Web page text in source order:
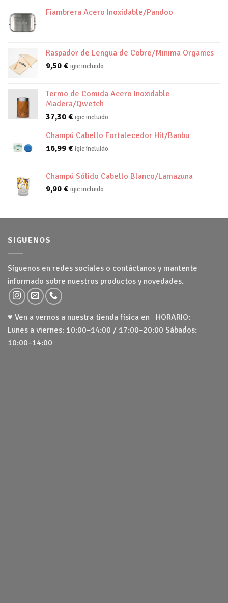
Fiambrera Acero Inoxidable/Pandoo
Raspador de Lengua de Cobre/Minima Organics
9,50 € igic incluido
Termo de Comida Acero Inoxidable
Madera/Qwetch
37,30 € igic incluido
Champú Cabello Fortalecedor Hit/Banbu
16,99 € igic incluido
Champú Sólido Cabello Blanco/Lamazuna
9,90 € igic incluido
SIGUENOS
Síguenos en redes sociales o contáctanos y mantente
informado sobre nuestros productos y novedades.
♥ Ven a vernos a nuestra tienda física en HORARIO:
Lunes a viernes: 10:00–14:00 / 17:00–20:00 Sábados:
10:00–14:00